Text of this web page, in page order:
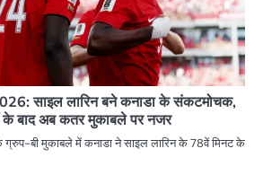
साइल लारिन बने कनाडा के संकटमोचक,
के बाद अब कतर मुकाबले पर नजर
बी मुकाबले में कनाडा ने साइल लारिन के 78वें मिनट के